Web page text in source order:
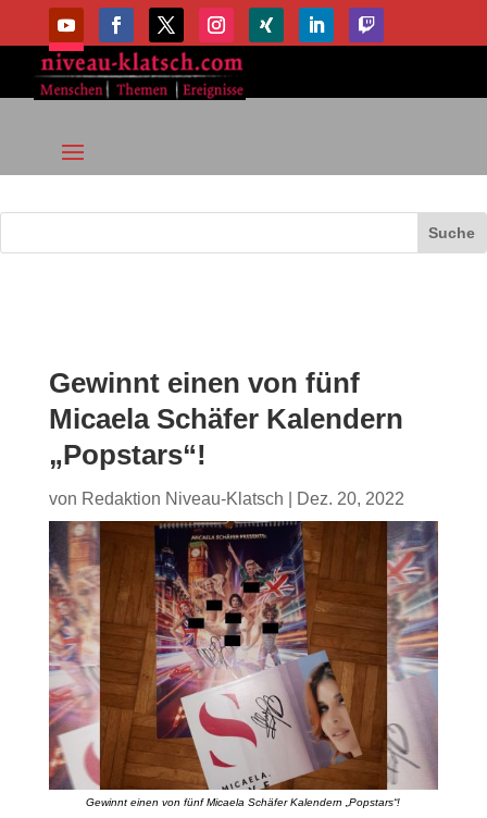
Gewinnt einen von fünf
Micaela Schäfer Kalendern
„Popstars“!
von Redaktion Niveau-Klatsch Dez. 20, 2022
Gewinnt einen von fünf Micaela Schäfer Kalendern „Popstars“!